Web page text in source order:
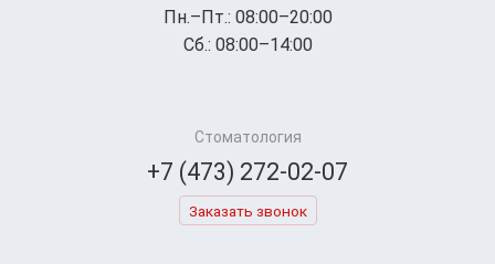
Пн.–Пт.: 08:00–20:00
Сб.: 08:00–14:00
Стоматология
+7 (473) 272-02-07
Заказать звонок